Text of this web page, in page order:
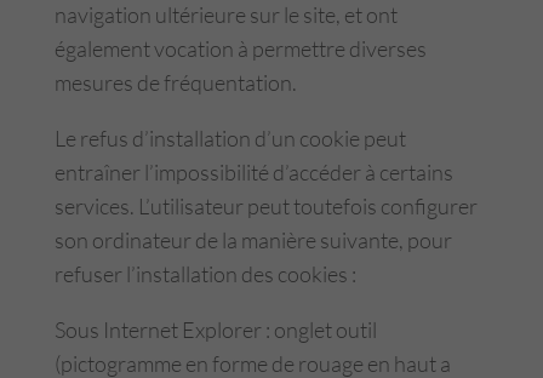
navigation ultérieure sur le site, et ont
également vocation à permettre diverses
mesures de fréquentation.
Le refus d’installation d’un cookie peut
entraîner l’impossibilité d’accéder à certains
services. L’utilisateur peut toutefois configurer
son ordinateur de la manière suivante, pour
refuser l’installation des cookies :
Sous Internet Explorer : onglet outil
(pictogramme en forme de rouage en haut a